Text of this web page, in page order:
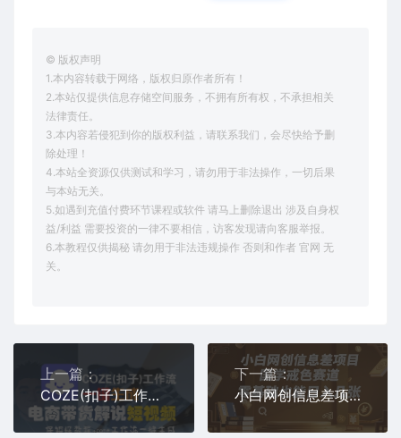
© 版权声明
1.本内容转载于网络，版权归原作者所有！
2.本站仅提供信息存储空间服务，不拥有所有权，不承担相关
法律责任。
3.本内容若侵犯到你的版权利益，请联系我们，会尽快给予删
除处理！
4.本站全资源仅供测试和学习，请勿用于非法操作，一切后果
与本站无关。
5.如遇到充值付费环节课程或软件 请马上删除退出 涉及自身权
益/利益 需要投资的一律不要相信，访客发现请向客服举报。
6.本教程仅供揭秘 请勿用于非法违规操作 否则和作者 官网 无
关。
上一篇：
COZE(扣子)工作流一键生成电商带货解说短视频，保姆级教程，0基础快手入门
下一篇：
小白网创信息差项目，国学戒色赛道，零基础也能日入几张